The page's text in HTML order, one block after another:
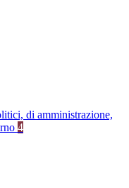
di amministrazione,
4